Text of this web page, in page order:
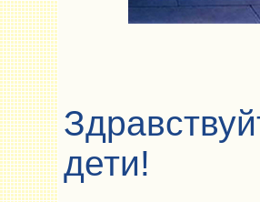
дети!